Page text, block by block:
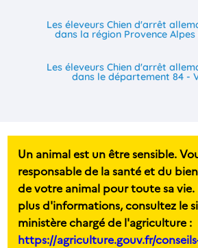
Les éleveurs Chien d'arrêt
dans la région Provence Alpes
Les éleveurs Chien d'arrêt
dans le département 84 -
Un animal est un être sensible.
responsable de la santé et du
de votre animal pour toute sa vie.
plus d'informations, consultez le
ministère chargé de l'agriculture :
https://agriculture.gouv.fr/